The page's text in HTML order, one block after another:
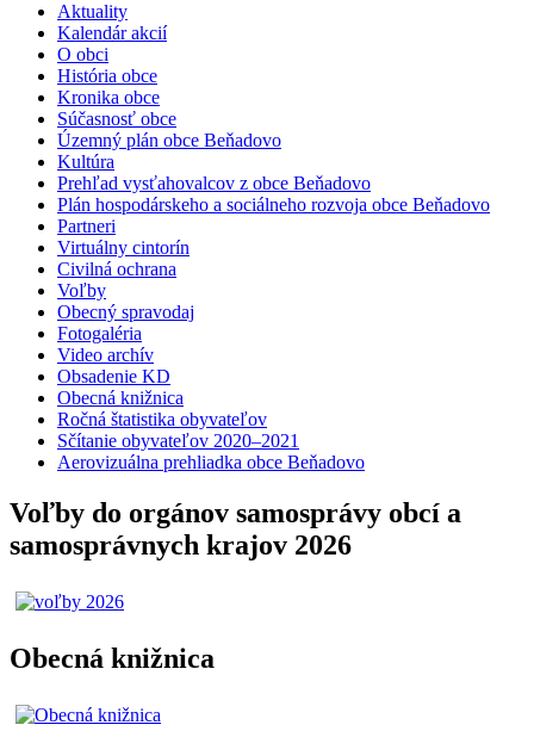
Aktuality
Kalendár akcií
O obci
História obce
Kronika obce
Súčasnosť obce
Územný plán obce Beňadovo
Kultúra
Prehľad vysťahovalcov z obce Beňadovo
Plán hospodárskeho a sociálneho rozvoja obce Beňadovo
Partneri
Virtuálny cintorín
Civilná ochrana
Voľby
Obecný spravodaj
Fotogaléria
Video archív
Obsadenie KD
Obecná knižnica
Ročná štatistika obyvateľov
Sčítanie obyvateľov 2020–2021
Aerovizuálna prehliadka obce Beňadovo
Voľby do orgánov samosprávy obcí a
samosprávnych krajov 2026
Obecná knižnica